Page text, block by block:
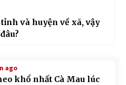
và huyện về xã, vậy
ago
khổ nhất Cà Mau lúc